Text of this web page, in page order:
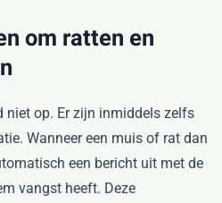
om ratten en
niet op. Er zijn inmiddels zelfs
Wanneer een muis of rat dan
een bericht uit met de
vangst heeft. Deze